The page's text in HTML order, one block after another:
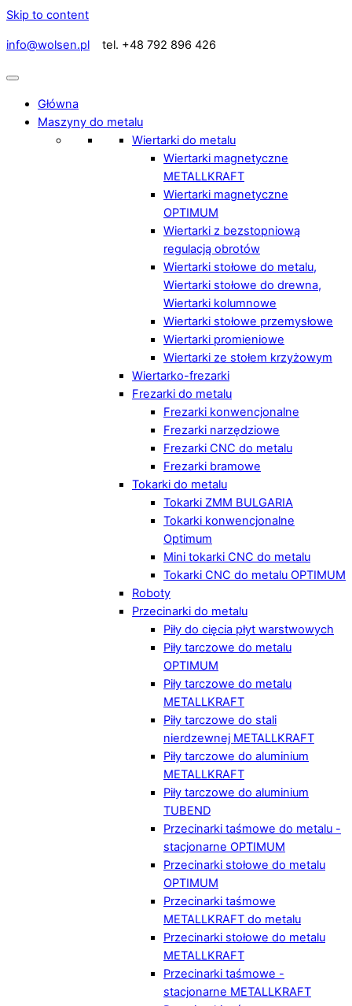
Skip to content
info@wolsen.pl tel. +48 792 896 426
Główna
Maszyny do metalu
Wiertarki do metalu
Wiertarki magnetyczne
METALLKRAFT
Wiertarki magnetyczne
OPTIMUM
Wiertarki z bezstopniową
regulacją obrotów
Wiertarki stołowe do metalu,
Wiertarki stołowe do drewna,
Wiertarki kolumnowe
Wiertarki stołowe przemysłowe
Wiertarki promieniowe
Wiertarki ze stołem krzyżowym
Wiertarko-frezarki
Frezarki do metalu
Frezarki konwencjonalne
Frezarki narzędziowe
Frezarki CNC do metalu
Frezarki bramowe
Tokarki do metalu
Tokarki ZMM BULGARIA
Tokarki konwencjonalne
Optimum
Mini tokarki CNC do metalu
Tokarki CNC do metalu OPTIMUM
Roboty
Przecinarki do metalu
Piły do cięcia płyt warstwowych
Piły tarczowe do metalu
OPTIMUM
Piły tarczowe do metalu
METALLKRAFT
Piły tarczowe do stali
nierdzewnej METALLKRAFT
Piły tarczowe do aluminium
METALLKRAFT
Piły tarczowe do aluminium
TUBEND
Przecinarki taśmowe do metalu -
stacjonarne OPTIMUM
Przecinarki stołowe do metalu
OPTIMUM
Przecinarki taśmowe
METALLKRAFT do metalu
Przecinarki stołowe do metalu
METALLKRAFT
Przecinarki taśmowe -
stacjonarne METALLKRAFT